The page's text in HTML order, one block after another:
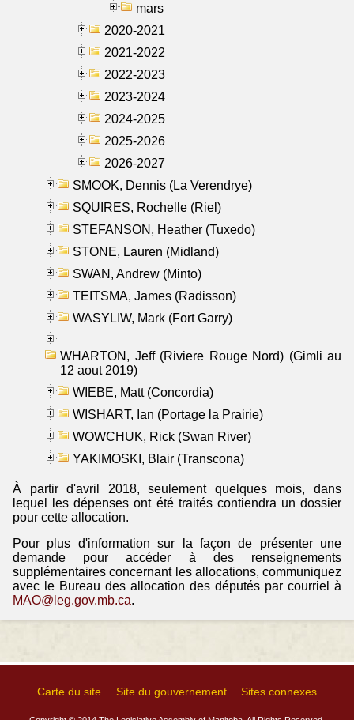
mars
2020-2021
2021-2022
2022-2023
2023-2024
2024-2025
2025-2026
2026-2027
SMOOK, Dennis (La Verendrye)
SQUIRES, Rochelle (Riel)
STEFANSON, Heather (Tuxedo)
STONE, Lauren (Midland)
SWAN, Andrew (Minto)
TEITSMA, James (Radisson)
WASYLIW, Mark (Fort Garry)
WHARTON, Jeff (Riviere Rouge Nord) (Gimli au
12 aout 2019)
WIEBE, Matt (Concordia)
WISHART, Ian (Portage la Prairie)
WOWCHUK, Rick (Swan River)
YAKIMOSKI, Blair (Transcona)
À partir d'avril 2018, seulement quelques mois, dans
lequel les dépenses ont été traités contiendra un dossier
pour cette allocation.
Pour plus d'information sur la façon de présenter une
demande pour accéder à des renseignements
supplémentaires concernant les allocations, communiquez
avec le Bureau des allocation des députés par courriel à
MAO@leg.gov.mb.ca.
Carte du site Site du gouvernement Sites connexes